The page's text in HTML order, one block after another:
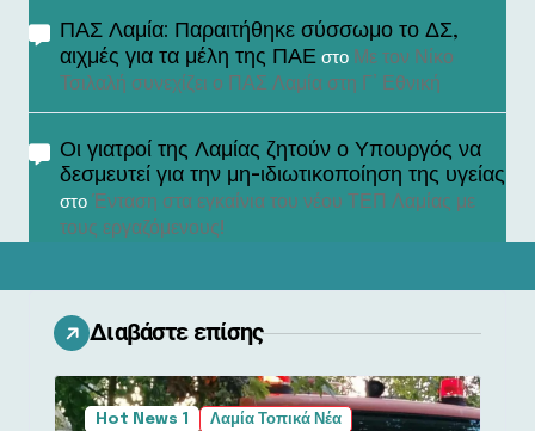
ΠΑΣ Λαμία: Παραιτήθηκε σύσσωμο το ΔΣ,
αιχμές για τα μέλη της ΠΑΕ στο Με τον Νίκο
Τσιλαλή συνεχίζει ο ΠΑΣ Λαμία στη Γ’ Εθνική
Οι γιατροί της Λαμίας ζητούν ο Υπουργός να
δεσμευτεί για την μη-ιδιωτικοποίηση της υγείας
στο Ένταση στα εγκαίνια του νέου ΤΕΠ Λαμίας με
τους εργαζόμενους!
Διαβάστε επίσης
Hot News 1 Λαμία Τοπικά Νέα